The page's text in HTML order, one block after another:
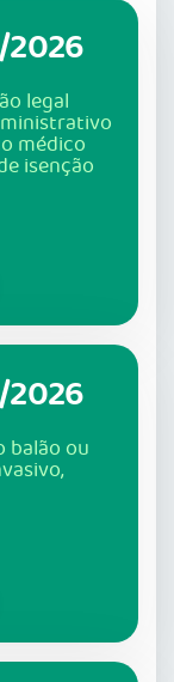
2026
legal
médico
isenção
2026
balão ou